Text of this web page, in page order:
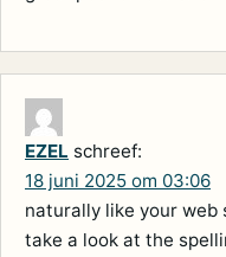
EZEL schreef:
18 juni 2025 om 03:06
naturally like your web
take a look at the